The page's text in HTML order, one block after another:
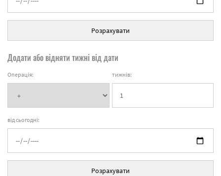
Розрахувати
Додати або відняти тижні від дати
Операція: тижнів:
від сьогодні:
Розрахувати